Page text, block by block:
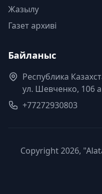
Жазылу
Газет архиві
Байланыс
Республика
ул. Шевченко, 106 а
+77272930803
Copyright 2026,